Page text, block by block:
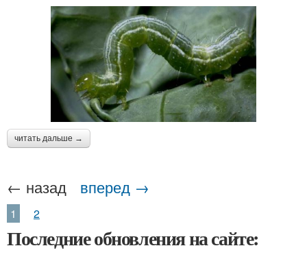
читать дальше →
← назад вперед →
1 2
Последние обновления на сайте: